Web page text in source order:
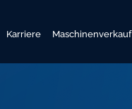
Karriere Maschinenverkauf